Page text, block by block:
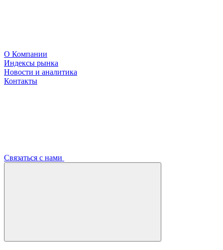
О Компании
Индексы рынка
Новости и аналитика
Контакты
Связаться с нами